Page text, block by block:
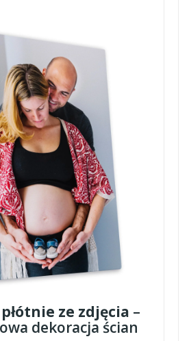
ze zdjęcia –
dekoracja ścian